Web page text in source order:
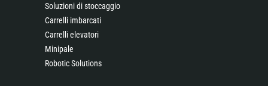
Soluzioni di stoccaggio
Carrelli imbarcati
Carrelli elevatori
Minipale
Robotic Solutions